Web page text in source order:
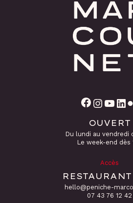
Facebook Instagram YouTube
OUVERT
Du lundi au vendredi
Le week-end dès
Accès
hello@peniche-
‭07 43 76 12 42